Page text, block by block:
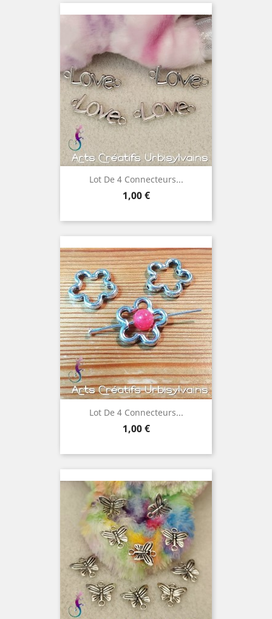
Lot De 4 Connecteurs...
Prix
1,00 €
Lot De 4 Connecteurs...
Prix
1,00 €